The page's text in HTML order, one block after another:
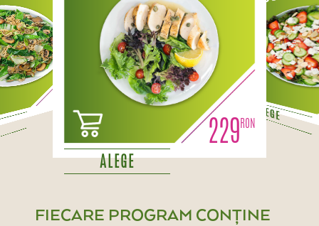
229
ALEGE
ALEGE
FIECARE PROGRAM CONȚINE